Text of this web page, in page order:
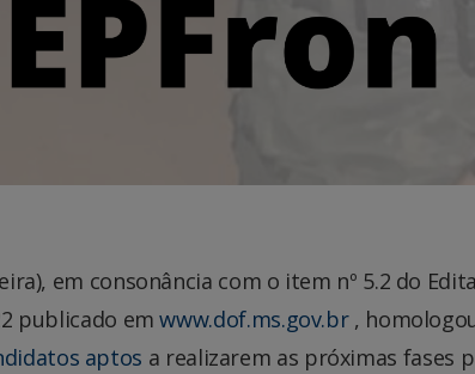
em consonância com o item nº 5.2 do
publicado emwww.dof.ms.gov.br,
aptos a realizarem as próximas fases